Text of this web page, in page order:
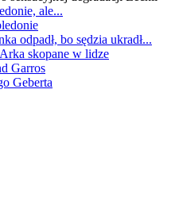
ale...
odpadł, bo sędzia ukradł...
skopane w lidze
Garros
Geberta